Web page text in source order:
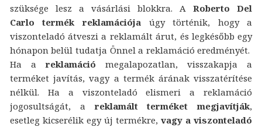
szüksége lesz a vásárlási blokkra. ARoberto Del
Carlo termék reklamációja úgy történik, hogy a
viszonteladó átveszi a reklamált árut, és legkésőbb egy
hónapon belül tudatja Önnel a reklamáció eredményét.
Ha a reklamáció megalapozatlan, visszakapja a
terméket javítás, vagy a termék árának visszatérítése
nélkül. Ha a viszonteladó elismeri a reklamáció
jogosultságát, a reklamált terméket megjavítják,
esetleg kicserélik egy új termékre,vagy a viszonteladó